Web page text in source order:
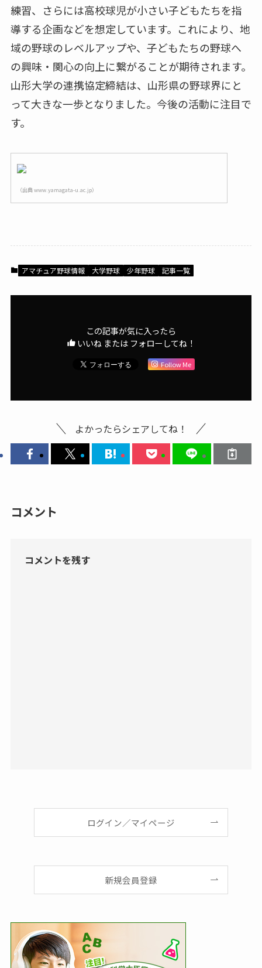
練習、さらには高校球児が小さい子どもたちを指
導する企画などを想定しています。これにより、地
域の野球のレベルアップや、子どもたちの野球へ
の興味・関心の向上に繋がることが期待されます。
山形大学の連携協定締結は、山形県の野球界にと
って大きな一歩となりました。今後の活動に注目で
す。
（出典 www.yamagata-u.ac.jp）
アマチュア野球情報 大学野球 少年野球 記事一覧
この記事が気に入ったら
いいね または フォローしてね！
Follow Me
よかったらシェアしてね！
コメント
コメントを残す
ログイン／マイページ
新規会員登録